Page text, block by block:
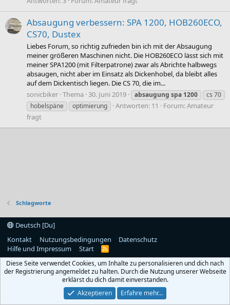
Absaugung verbessern: SPA 1200, HOB260ECO,
CS70, Dustex
Liebes Forum, so richtig zufrieden bin ich mit der Absaugung
meiner größeren Maschinen nicht. Die HOB260ECO lässt sich mit
meiner SPA1200 (mit Filterpatrone) zwar als Abrichte halbwegs
absaugen, nicht aber im Einsatz als Dickenhobel, da bleibt alles
auf dem Dickentisch liegen. Die CS 70, die im...
sonicbiker Thema 30. Juni 2019 absaugung spa 1200
cs 70
hobelspäne
optimierung Antworten: 11 Forum:Amateur
fragt
Schlagworte
Deutsch [Du]
Kontakt
Nutzungsbedingungen
Datenschutz
Hilfe und Impressum
Start
R
S
Diese Seite verwendet Cookies, um Inhalte zu personalisieren und dich nach
der Registrierung angemeldet zu halten. Durch die Nutzung unserer Webseite
erklärst du dich damit einverstanden.
Akzeptieren
Erfahre mehr…